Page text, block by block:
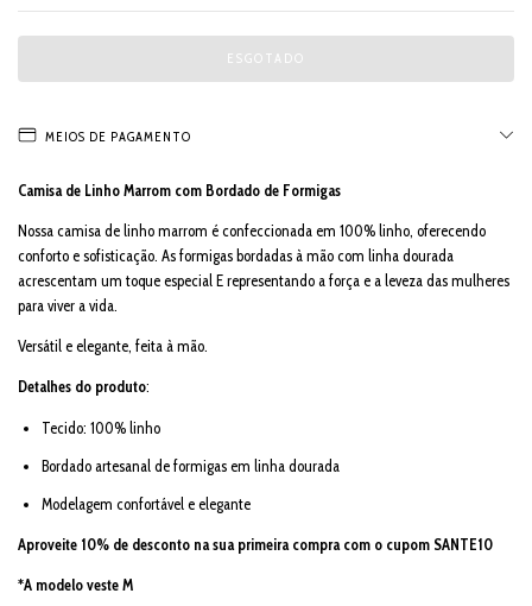
MEIOS DE PAGAMENTO
Camisa de Linho Marrom com Bordado de Formigas
Nossa camisa de linho marrom é confeccionada em 100% linho, oferecendo
conforto e sofisticação. As formigas bordadas à mão com linha dourada
acrescentam um toque especial E representando a força e a leveza das mulheres
para viver a vida.
Versátil e elegante, feita à mão.
Detalhes do produto:
Tecido: 100% linho
Bordado artesanal de formigas em linha dourada
Modelagem confortável e elegante
Aproveite 10% de desconto na sua primeira compra com o cupom SANTE10
*A modelo veste M